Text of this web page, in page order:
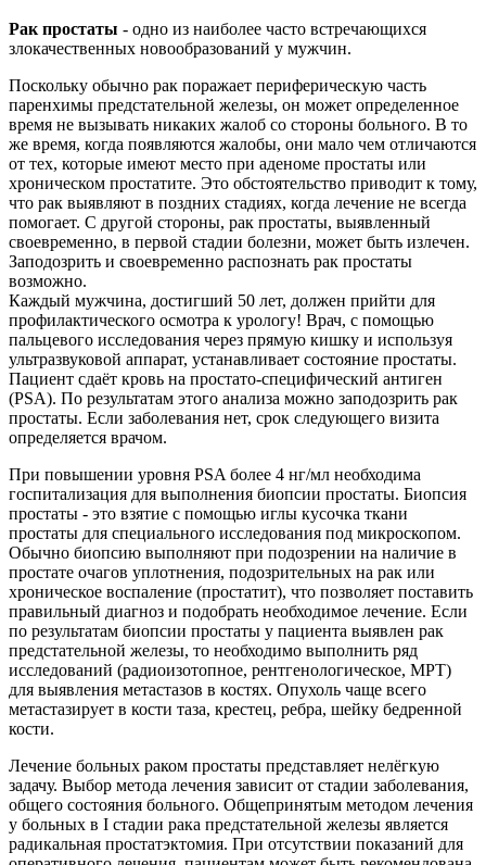
Рак простаты - одно из наиболее часто встречающихся
злокачественных новообразований у мужчин.
Поскольку обычно рак поражает периферическую часть
паренхимы предстательной железы, он может определенное
время не вызывать никаких жалоб со стороны больного. В то
же время, когда появляются жалобы, они мало чем отличаются
от тех, которые имеют место при аденоме простаты или
хроническом простатите. Это обстоятельство приводит к тому,
что рак выявляют в поздних стадиях, когда лечение не всегда
помогает. С другой стороны, рак простаты, выявленный
своевременно, в первой стадии болезни, может быть излечен.
Заподозрить и своевременно распознать рак простаты
возможно.
Каждый мужчина, достигший 50 лет, должен прийти для
профилактического осмотра к урологу! Врач, с помощью
пальцевого исследования через прямую кишку и используя
ультразвуковой аппарат, устанавливает состояние простаты.
Пациент сдаёт кровь на простато-специфический антиген
(PSA). По результатам этого анализа можно заподозрить рак
простаты. Если заболевания нет, срок следующего визита
определяется врачом.
При повышении уровня PSA более 4 нг/мл необходима
госпитализация для выполнения биопсии простаты. Биопсия
простаты - это взятие с помощью иглы кусочка ткани
простаты для специального исследования под микроскопом.
Обычно биопсию выполняют при подозрении на наличие в
простате очагов уплотнения, подозрительных на рак или
хроническое воспаление (простатит), что позволяет поставить
правильный диагноз и подобрать необходимое лечение. Если
по результатам биопсии простаты у пациента выявлен рак
предстательной железы, то необходимо выполнить ряд
исследований (радиоизотопное, рентгенологическое, МРТ)
для выявления метастазов в костях. Опухоль чаще всего
метастазирует в кости таза, крестец, ребра, шейку бедренной
кости.
Лечение больных раком простаты представляет нелёгкую
задачу. Выбор метода лечения зависит от стадии заболевания,
общего состояния больного. Общепринятым методом лечения
у больных в I стадии рака предстательной железы является
радикальная простатэктомия. При отсутствии показаний для